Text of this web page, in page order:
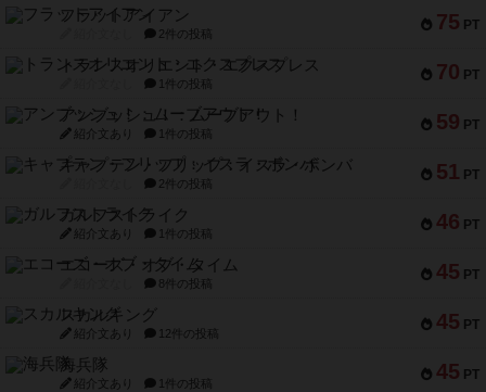
75 PT
フラットアイアン
2件の投稿
70 PT
トランスオリエント・エクスプレス
1件の投稿
59 PT
アンブッシュ！：ムーブアウト！
紹介文あり 1件の投稿
51 PT
キャプテン・フリップ：イスラ・ボンバ
2件の投稿
46 PT
ガルフストライク
紹介文あり 1件の投稿
45 PT
エコーズ・オブ・タイム
8件の投稿
45 PT
スカルキング
紹介文あり 12件の投稿
45 PT
海兵隊
紹介文あり 1件の投稿